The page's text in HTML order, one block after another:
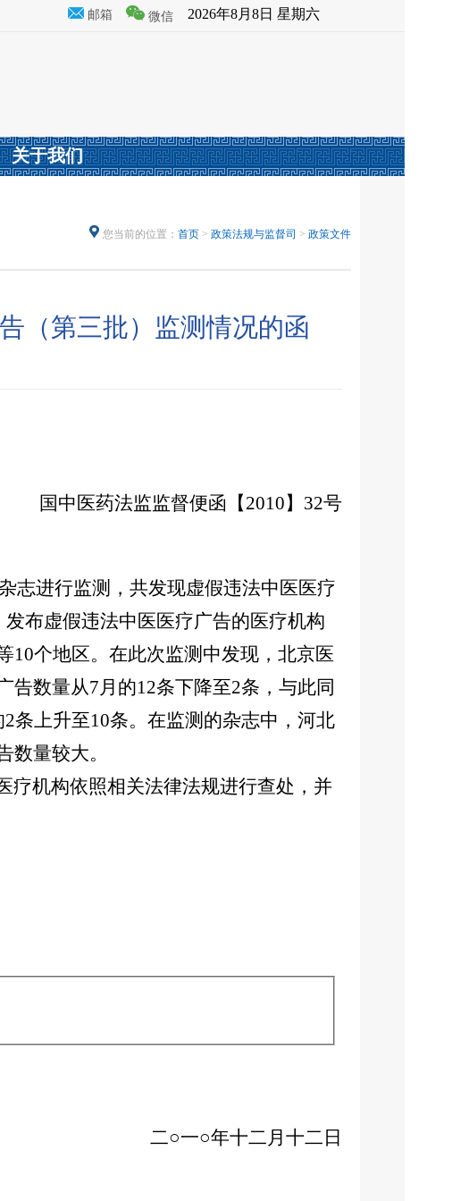
邮箱 微信 2026年8月8日 星期六
关于我们
您当前的位置： 首页 > 政策法规与监督司 > 政策文件
（第三批）监测情况的函
国中医药法监监督便函【2010】32号
志进行监测，共发现虚假违法中医医疗
布虚假违法中医医疗广告的医疗机构
10个地区。在此次监测中发现，北京医
数量从7月的12条下降至2条，与此同
条上升至10条。在监测的杂志中，河北
数量较大。
机构依照相关法律法规进行查处，并
二○一○年十二月十二日